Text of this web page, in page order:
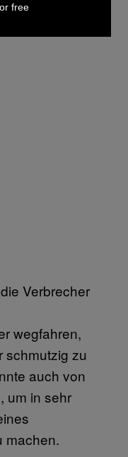
Verbrecher
wegfahren,
schmutzig zu
auch von
um in sehr
machen.
free